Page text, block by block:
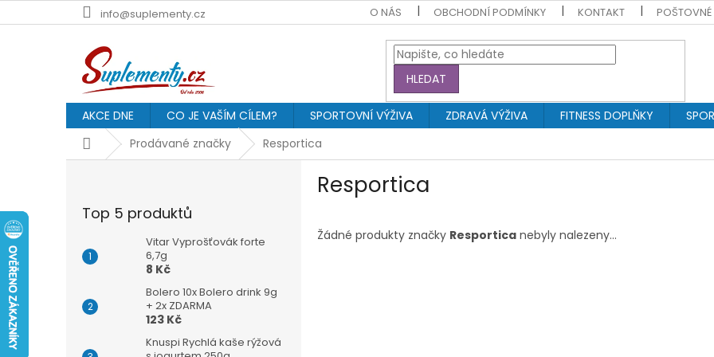
na
info@suplementy.cz O NÁS OBCHODNÍ PODMÍNKY KONTAKT POŠTOVNÉ
HLEDAT
AKCE DNE CO JE VAŠÍM CÍLEM? SPORTOVNÍ VÝŽIVA ZDRAVÁ VÝŽIVA FITNESS DOPLŇKY
DomůProdávané značky Resportica
Top 5 produktů
Vitar Vyprošťovák forte
6,7g
8 Kč
Bolero 10x Bolero drink 9g
+ 2x ZDARMA
123 Kč
Knuspi Rychlá kaše rýžová
Resportica
Žádné produkty značky Resportica nebyly nalezeny...